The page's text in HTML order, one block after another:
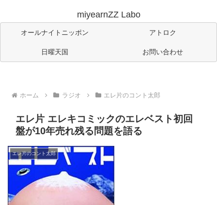
miyearnZZ Labo
オールナイトニッポン アトロク
日曜天国 お問い合わせ
ホーム ラジオ エレ片のコント太郎
エレ片 エレキコミックのエレベスト初回
盤が10年売れ残る問題を語る
エレ片のコント太郎